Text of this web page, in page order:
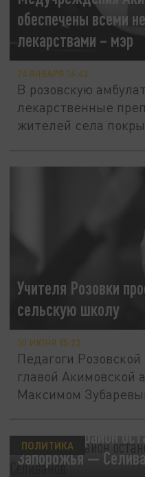
обеспечены всеми
лекарствами – мэр
24 ЯНВАРЯ 16:43
В розовскую
лекарственные
жителей села
Учителя Розовки
сельскую школу
30 ИЮНЯ 15:23
Педагоги
главой Акимовской
Максимом
Розовский район
Запорожья —
ПОЛИТИКА